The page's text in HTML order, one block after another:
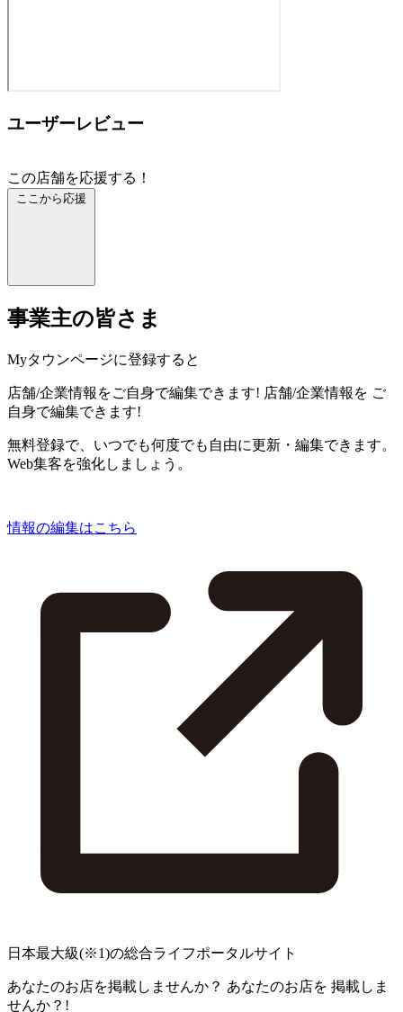
ユーザーレビュー
この店舗を応援する！
ここから応援
事業主の皆さま
Myタウンページに登録すると
店舗/企業情報をご自身で編集できます! 店舗/企業情報を ご
自身で編集できます!
無料登録で、いつでも何度でも自由に更新・編集できます。
Web集客を強化しましょう。
情報の編集はこちら
日本最大級(※1)の総合ライフポータルサイト
あなたのお店を掲載しませんか？ あなたのお店を 掲載しま
せんか？!